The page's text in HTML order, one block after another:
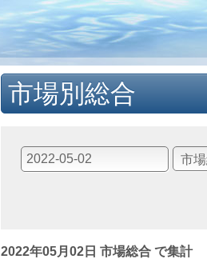
市場別総合
2022年05月02日 市場総合 で集計